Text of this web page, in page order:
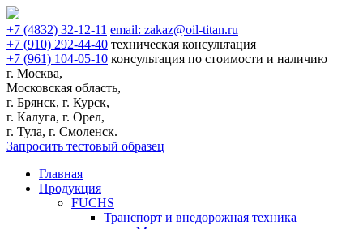
+7 (4832) 32-12-11 email: zakaz@oil-titan.ru
+7 (910) 292-44-40 техническая консультация
+7 (961) 104-05-10 консультация по стоимости и наличию
г. Москва,
Московская область,
г. Брянск, г. Курск,
г. Калуга, г. Орел,
г. Тула, г. Смоленск.
Запросить тестовый образец
Главная
Продукция
FUCHS
Транспорт и внедорожная техника